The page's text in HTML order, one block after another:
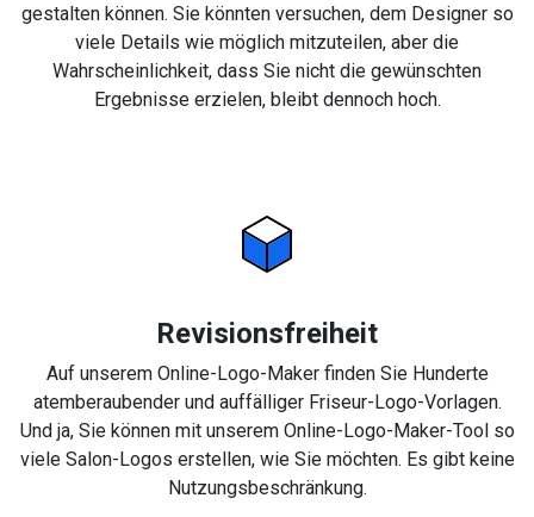
gestalten können. Sie könnten versuchen, dem Designer so
viele Details wie möglich mitzuteilen, aber die
Wahrscheinlichkeit, dass Sie nicht die gewünschten
Ergebnisse erzielen, bleibt dennoch hoch.
Revisionsfreiheit
Auf unserem Online-Logo-Maker finden Sie Hunderte
atemberaubender und auffälliger Friseur-Logo-Vorlagen.
Und ja, Sie können mit unserem Online-Logo-Maker-Tool so
viele Salon-Logos erstellen, wie Sie möchten. Es gibt keine
Nutzungsbeschränkung.